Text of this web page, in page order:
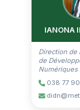
IANONA
Direction de
de
Numériques
038 77